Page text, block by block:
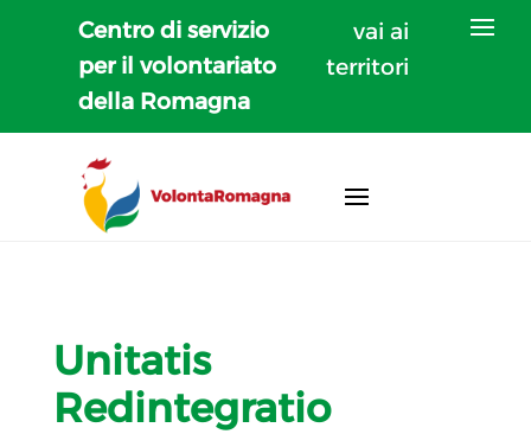
Centro di servizio
per il volontariato
della Romagna
vai ai
territori
Unitatis
Redintegratio